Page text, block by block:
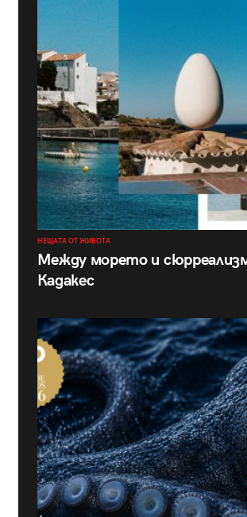
НЕЩАТА ОТ ЖИВОТА
Между морето и
Кадакес